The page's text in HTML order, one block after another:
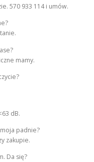
570 933 114 i umów.
mamy.
dB.
padnie?
zakupie.
Da się?